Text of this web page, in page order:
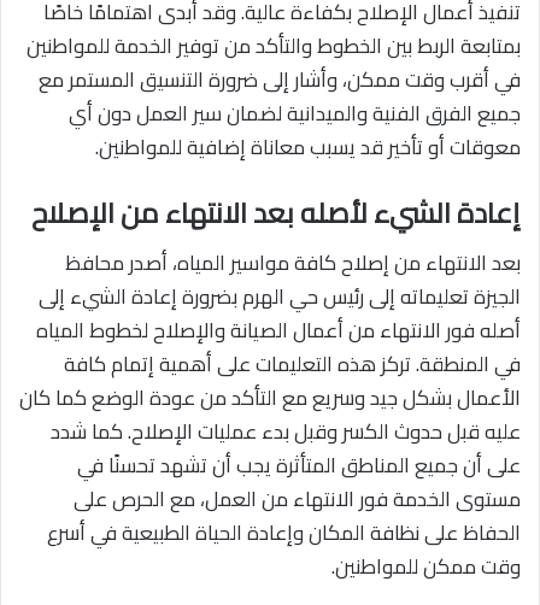
تنفيذ أعمال الإصلاح بكفاءة عالية. وقد أبدى اهتمامًا خاصًا
بمتابعة الربط بين الخطوط والتأكد من توفير الخدمة للمواطنين
في أقرب وقت ممكن، وأشار إلى ضرورة التنسيق المستمر مع
جميع الفرق الفنية والميدانية لضمان سير العمل دون أي
معوقات أو تأخير قد يسبب معاناة إضافية للمواطنين.
إعادة الشيء لأصله بعد الانتهاء من الإصلاح
بعد الانتهاء من إصلاح كافة مواسير المياه، أصدر محافظ
الجيزة تعليماته إلى رئيس حي الهرم بضرورة إعادة الشيء إلى
أصله فور الانتهاء من أعمال الصيانة والإصلاح لخطوط المياه
في المنطقة. تركز هذه التعليمات على أهمية إتمام كافة
الأعمال بشكل جيد وسريع مع التأكد من عودة الوضع كما كان
عليه قبل حدوث الكسر وقبل بدء عمليات الإصلاح. كما شدد
على أن جميع المناطق المتأثرة يجب أن تشهد تحسنًا في
مستوى الخدمة فور الانتهاء من العمل، مع الحرص على
الحفاظ على نظافة المكان وإعادة الحياة الطبيعية في أسرع
وقت ممكن للمواطنين.